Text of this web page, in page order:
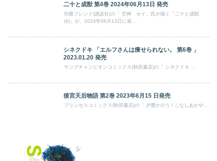
二十と成獣 第4巻 2024年06月13日 発売
別冊フレンド(講談社)の「 空神 セイ」氏が描く「二十と成獣
(4)」が、2024年06月13日に発...
シネクドキ 「エルフさんは痩せられない。 第6巻 」
2023.01.20 発売
後宮天后物語 第2巻 2023年6月15 日発売